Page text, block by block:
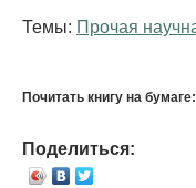
Темы: Прочая
Почитать книгу на бумаге:
Поделиться: